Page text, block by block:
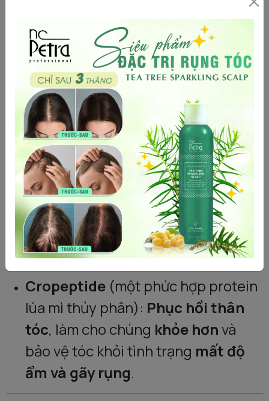
Thoa lên tóc đã đượcgội sạch bằng
dầu gội
Cẩn thận xoa đều sản phẩmkhắp
chiều dài tóc.
Lưu lại trên tóc trong 10-15 phút
Xả sạch lại bằng nước.
🔬 Thành Phần Hoạt Tính:
D-Panthenol: Cung cấp khả năng
dưỡng ẩm lâu dài
cho tóc, bảo vệ
tóc khỏi hư tổn bên ngoài và mang
lạiđộ bóng gương.
Cropeptide (một phức hợp protein
lúa mì thủy phân): Phục hồi thân
tóc, làm cho chúng khỏe hơnvà
bảo vệ tóc khỏi tình trạng mất độ
ẩm và gãy rụng.